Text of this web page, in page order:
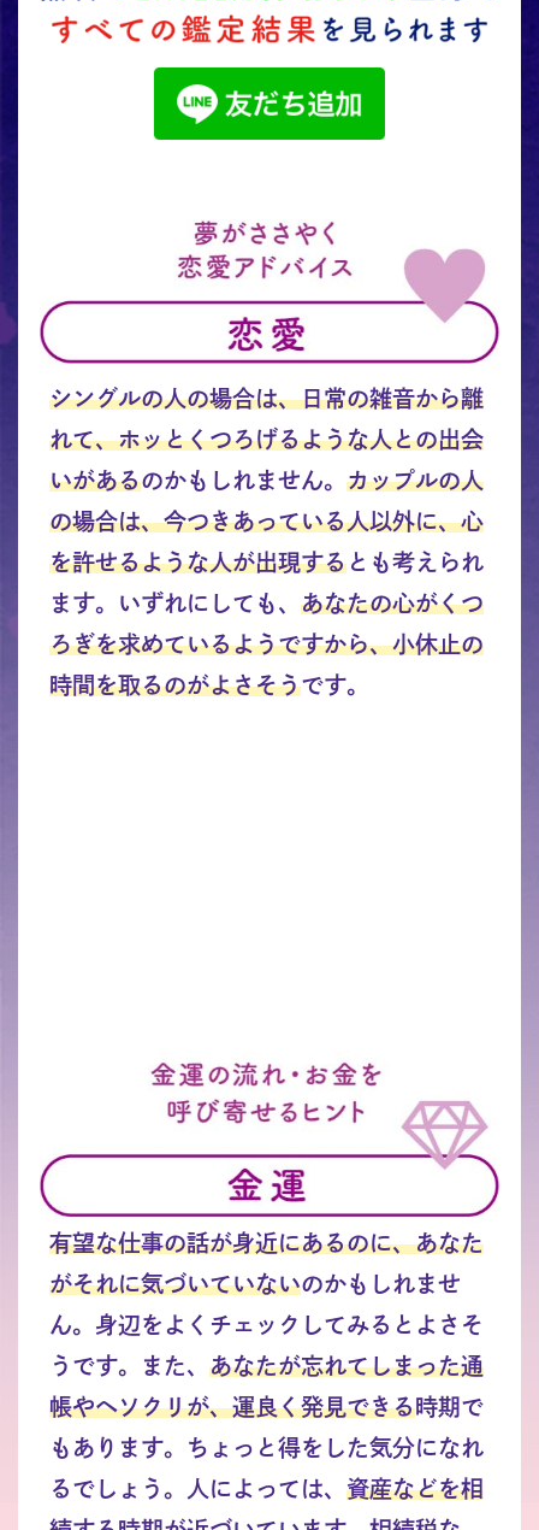
シングルの人の場合は、日常の雑音から離
れて、ホッとくつろげるような人との出会
いがあるのかもしれません。 カップルの人
の場合は、今つきあっている人以外に、心
を許せるような人が出現するとも考えられ
ます。いずれにしても、 あなたの心がくつ
ろぎを求めているようですから、小休止の
時間を取るのがよさそうです。
有望な仕事の話が身近にあるのに、あなた
がそれに気づいていないのかもしれませ
ん。身辺をよくチェックしてみるとよさそ
うです。また、 あなたが忘れてしまった通
帳やヘソクリが、運良く発見できる時期で
もあります。ちょっと得をした気分になれ
るでしょう。人によっては、 資産などを相